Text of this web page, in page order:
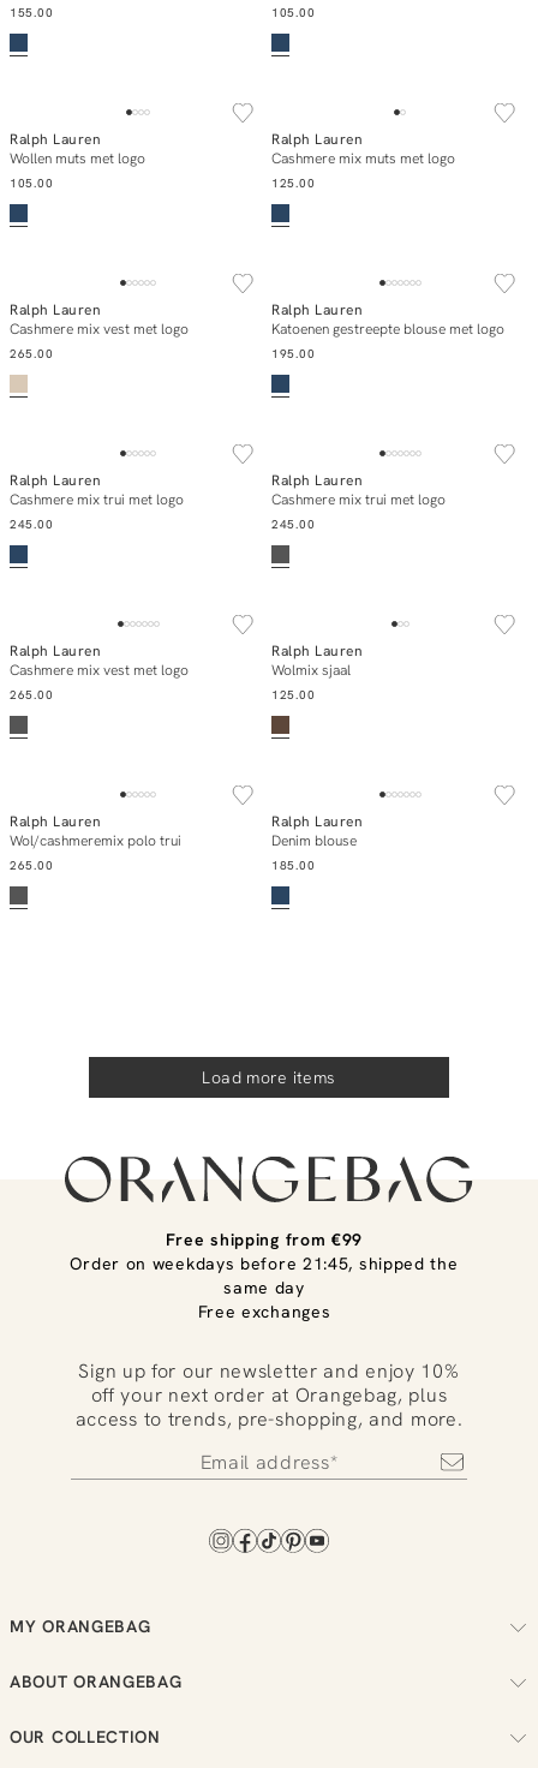
155.00 105.00
Add to cart
Ralph Lauren
Wollen muts met logo
105.00
Add to cart
Ralph Lauren
Cashmere mix muts met logo
125.00
Add to cart
Ralph Lauren
Cashmere mix vest met logo
265.00
Add to cart
Ralph Lauren
Katoenen gestreepte blouse met logo
195.00
Add to cart
Ralph Lauren
Cashmere mix trui met logo
245.00
Add to cart
Ralph Lauren
Cashmere mix trui met logo
245.00
Add to cart
Ralph Lauren
Cashmere mix vest met logo
265.00
Add to cart
Ralph Lauren
Wolmix sjaal
125.00
Add to cart
Ralph Lauren
Wol/cashmeremix polo trui
265.00
Add to cart
Ralph Lauren
Denim blouse
185.00
Load more items
Free shipping from €99
Order on weekdays before 21:45, shipped the
same day
Free exchanges
Sign up for our newsletter and enjoy 10%
off your next order at Orangebag, plus
access to trends, pre-shopping, and more.
MY ORANGEBAG
Arrange your returns
ABOUT ORANGEBAG
Sustainability
OUR COLLECTION